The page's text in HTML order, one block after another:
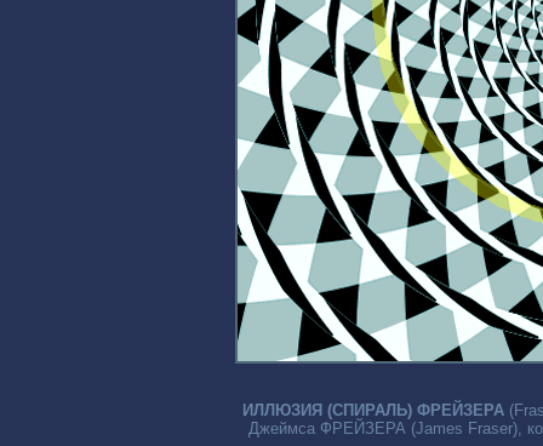
ИЛЛЮЗИЯ (СПИРАЛЬ) ФРЕЙЗЕРА
Джеймса ФРЕЙЗЕРА (James Fraser),